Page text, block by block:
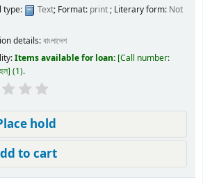
type:
Text; Format: print; Literary form: Not
details:বাংলাদেশ
Items available for loan: Call number:
(1).
hold
to cart